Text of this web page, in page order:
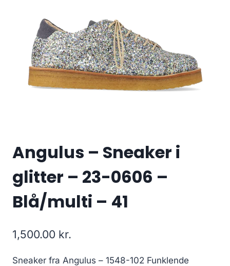
Angulus – Sneaker i
glitter – 23-0606 –
Blå/multi – 41
1,500.00 kr.
Sneaker fra Angulus – 1548-102 Funklende